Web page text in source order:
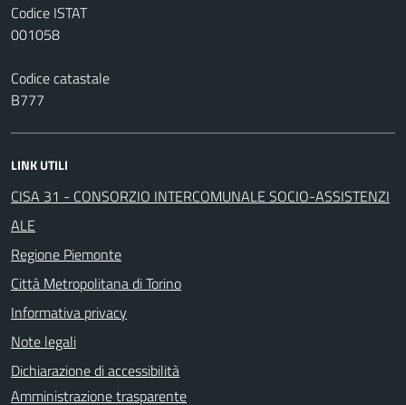
Codice ISTAT
001058
Codice catastale
B777
LINK UTILI
CISA 31 - CONSORZIO INTERCOMUNALE SOCIO-ASSISTENZI
ALE
Regione Piemonte
Città Metropolitana di Torino
Informativa privacy
Note legali
Dichiarazione di accessibilità
Amministrazione trasparente